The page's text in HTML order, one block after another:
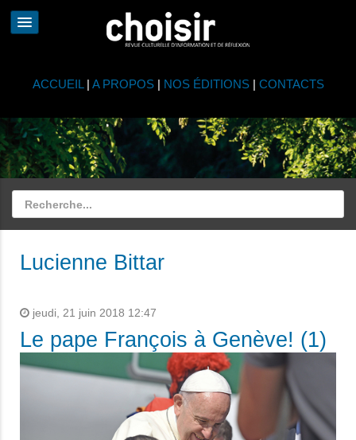
ACCUEIL | A PROPOS| NOS ÉDITIONS| CONTACTS
Lucienne Bittar
jeudi, 21 juin 2018 12:47
Le pape François à Genève! (1)